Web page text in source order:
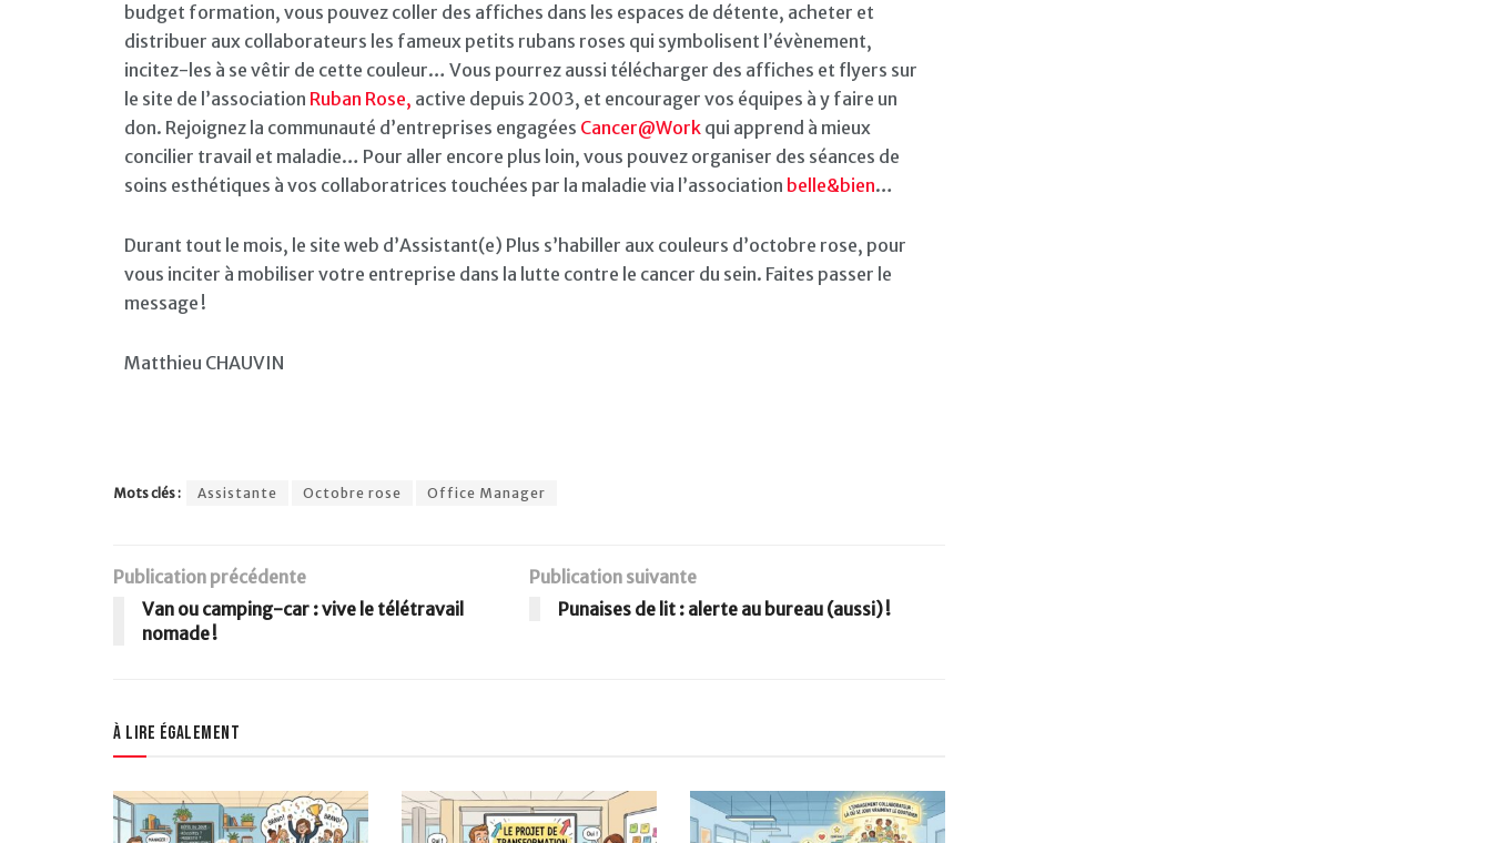
budget formation, vous pouvez coller des affiches dans les espaces de détente, acheter et
distribuer aux collaborateurs les fameux petits rubans roses qui symbolisent l’évènement,
incitez-les à se vêtir de cette couleur… Vous pourrez aussi télécharger des affiches et flyers sur
le site de l’association Ruban Rose, active depuis 2003, et encourager vos équipes à y faire un
don. Rejoignez la communauté d’entreprises engagées Cancer@Work qui apprend à mieux
concilier travail et maladie… Pour aller encore plus loin, vous pouvez organiser des séances de
soins esthétiques à vos collaboratrices touchées par la maladie via l’association belle&bien…
Durant tout le mois, le site web d’Assistant(e) Plus s’habiller aux couleurs d’octobre rose, pour
vous inciter à mobiliser votre entreprise dans la lutte contre le cancer du sein. Faites passer le
message !
Matthieu CHAUVIN
Mots clés : Assistante Octobre rose Office Manager
Publication précédente
Van ou camping-car : vive le télétravail
nomade !
Publication suivante
Punaises de lit : alerte au bureau (aussi) !
À lire également